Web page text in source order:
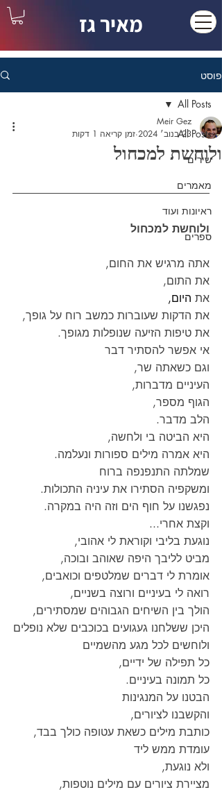
מאיר גז
פוסט
All Posts
שירים
מאמרים
ראיונות ועוד
ספרים
All Posts
ולוחשת למכחול
Meir Gez
23 בנוב׳ 2024
זמן קריאה 1 דקות
ולוחשת למכחול
אתה מרגיש את החום,
את התום,
את היום,
את הדקות שעוברות כמשב רוח על גופך,
את טיפות הזיעה שנופלות מגופך.
אי אפשר להסתיר דבר
וגם כשאתה שר,
העיניים מדברות,
הגוף מספר,
הלב מדבר.
היא הביטה בי ולחשה,
היא אמרה מילים ספורות ונעלמה.
שמלתה התנפנפה ברוח
ומשקפיה הסתירו את עיניה התכולות.
נפגשנו על חוף הים וזה היה במקרה.
וקצת אחרי...
נוגעת בליבי וקוראת לי אהובי,
מביט לליבך היפה שאוהב ובוכה,
אומרת לי דברים שמלטפים וכואבים,
רואה לי בעיניים ורוצה בשניים,
הולך בין השיחים הגבוהים שמסתירים,
היכן ששלחנו געגועים בכוכבים שלא נופלים
ולוחשים לכל מגע מהשמיים
כל תפילה של ידיים,
כל תמונה בעיניים.
הבטנו על המנגינות
והקשבנו לציורים,
כותבת מילים כשאת עטופה כולך בבד,
עומדת ממש ליד
ולא נוגעת,
מציירת ציורים עם מילים נוטפות,